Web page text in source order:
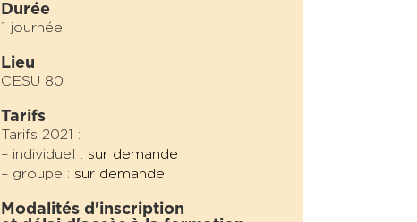
Durée
1 journée
Lieu
CESU 80
Tarifs
Tarifs 2021 :
– individuel : sur demande
– groupe : sur demande
Modalités d'inscription